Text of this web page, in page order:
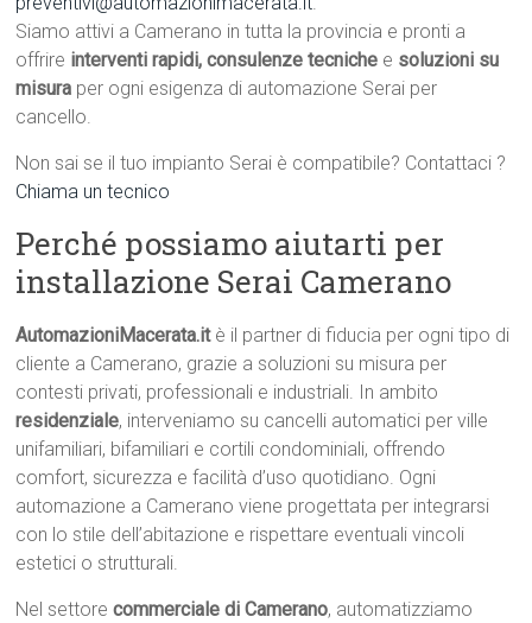
Siamo attivi a Camerano in tutta la provincia e pronti a
offrire interventi rapidi, consulenze tecniche e soluzioni su
misura per ogni esigenza di automazione Serai per
cancello.
Non sai se il tuo impianto Serai è compatibile? Contattaci ?
Chiama un tecnico
Perché possiamo aiutarti per
installazione Serai Camerano
AutomazioniMacerata.itè il partner di fiducia per ogni tipo di
cliente a Camerano, grazie a soluzioni su misura per
contesti privati, professionali e industriali. In ambito
residenziale, interveniamo su cancelli automatici per ville
unifamiliari, bifamiliari e cortili condominiali, offrendo
comfort, sicurezza e facilità d’uso quotidiano. Ogni
automazione a Camerano viene progettata per integrarsi
con lo stile dell’abitazione e rispettare eventuali vincoli
estetici o strutturali.
Nel settorecommerciale di Camerano, automatizziamo